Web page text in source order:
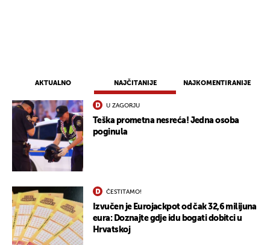
AKTUALNO NAJČITANIJE NAJKOMENTIRANIJE
U ZAGORJU
Teška prometna nesreća! Jedna osoba
poginula
ČESTITAMO!
Izvučen je Eurojackpot od čak 32,6 milijuna
eura: Doznajte gdje idu bogati dobitci u
Hrvatskoj